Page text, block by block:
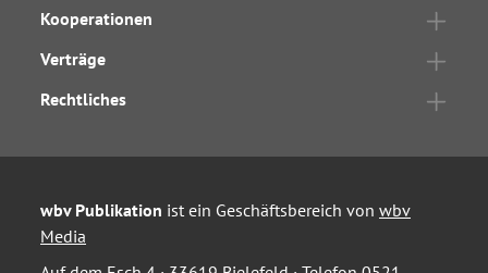
Kooperationen
Verträge
Rechtliches
wbv Publikation ist ein Geschäftsbereich von wbv
Media